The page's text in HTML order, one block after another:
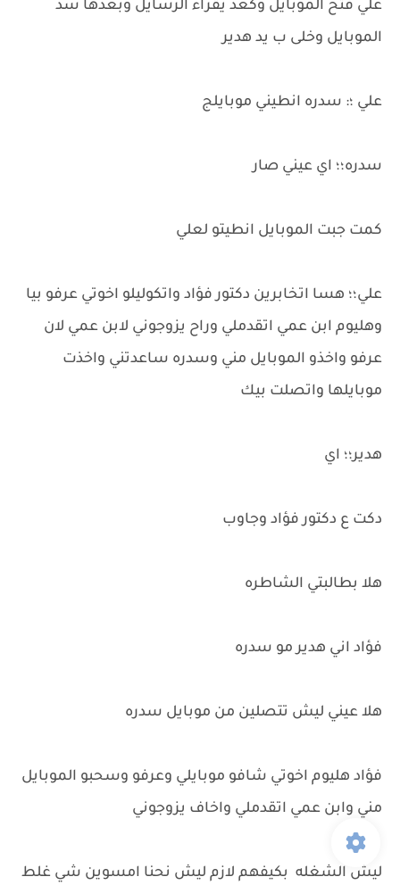
علي فتح الموبايل وكعد يقراء الرسايل وبعدها سد
الموبايل وخلى ب يد هدير
علي ؛: سدره انطيني موبايلج
سدره؛؛ اي عيني صار
كمت جبت الموبايل انطيتو لعلي
علي؛؛ هسا اتخابرين دكتور فؤاد واتكوليلو اخوتي عرفو بيا
وهليوم ابن عمي اتقدملي وراح يزوجوني لابن عمي لان
عرفو واخذو الموبايل مني وسدره ساعدتني واخذت
موبايلها واتصلت بيك
هدير؛؛ اي
دكت ع دكتور فؤاد وجاوب
هلا بطالبتي الشاطره
فؤاد اني هدير مو سدره
هلا عيني ليش تتصلين من موبايل سدره
فؤاد هليوم اخوتي شافو موبايلي وعرفو وسحبو الموبايل
مني وابن عمي اتقدملي واخاف يزوجوني
ليش الشغله بكيفهم لازم ليش نحنا امسوين شي غلط